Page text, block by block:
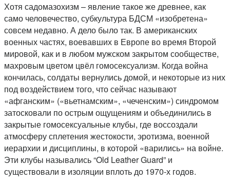
Хотя садомазохизм – явление такое же древнее, как
само человечество, субкультура БДСМ «изобретена»
совсем недавно. А дело было так. В американских
военных частях, воевавших в Европе во время Второй
мировой, как и в любом мужском закрытом сообществе,
махровым цветом цвёл гомосексуализм. Когда война
кончилась, солдаты вернулись домой, и некоторые из них
под воздействием того, что сейчас называют
«афганским» («вьетнамским», «чеченским») синдромом
затосковали по острым ощущениям и объединились в
закрытые гомосексуальные клубы, где воссоздали
атмосферу сплетения жестокости, эротизма, военной
иерархии и дисциплины, в которой «варились» на войне.
Эти клубы назывались “Old Leather Guard” и
существовали в изоляции вплоть до 1970-х годов.